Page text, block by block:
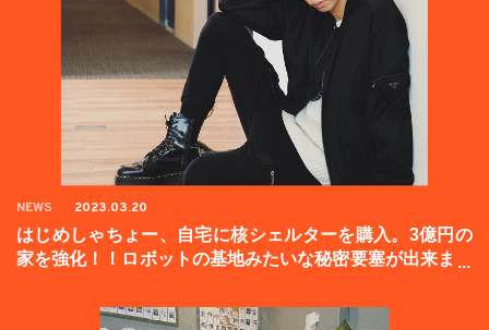
NEWS 2023.03.20
はじめしゃちょー、自宅に核シェルターを購入。3億円の
家を強化！！ロボットの基地みたいな秘密要塞が出来まし